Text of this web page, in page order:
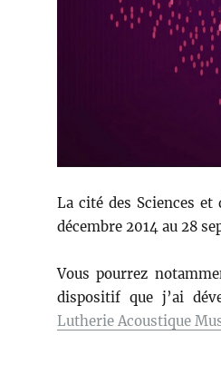
La cité des Sciences
décembre 2014 au 28
Vous pourrez
dispositif que j’ai
Lutherie Acoustique